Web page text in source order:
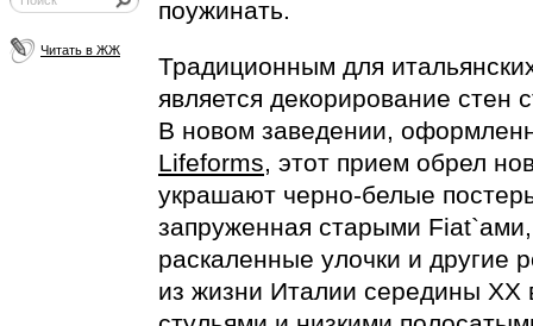
Читать в ЖЖ
поужинать.
Традиционным для
является декорирование
В новом заведении,
Lifeforms, этот прием обрел
украшают черно-белые
запруженная старыми
раскаленные улочки и другие
из жизни Италии середины XX